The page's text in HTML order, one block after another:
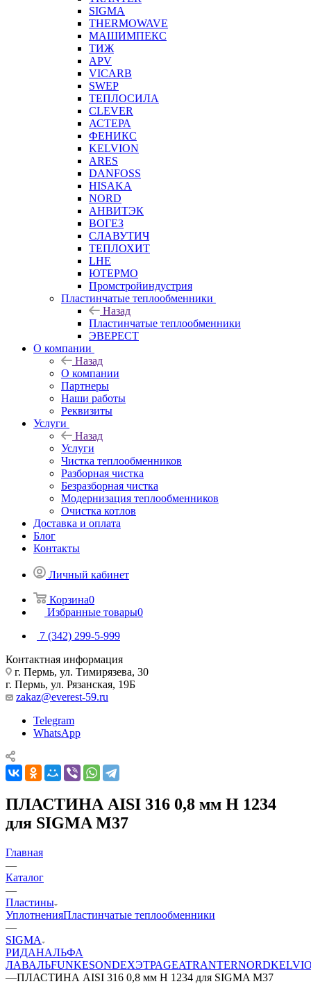
SIGMA
THERMOWAVE
МАШИМПЕКС
ТИЖ
APV
VICARB
SWEP
ТЕПЛОСИЛА
CLEVER
АСТЕРА
ФЕНИКС
KELVION
ARES
DANFOSS
HISAKA
NORD
АНВИТЭК
ВОГЕЗ
СЛАВУТИЧ
ТЕПЛОХИТ
LHE
ЮТЕРМО
Промстройиндустрия
Пластинчатые теплообменники
Назад
Пластинчатые теплообменники
ЭВЕРЕСТ
О компании
Назад
О компании
Партнеры
Наши работы
Реквизиты
Услуги
Назад
Услуги
Чистка теплообменников
Разборная чистка
Безразборная чистка
Модернизация теплообменников
Очистка котлов
Доставка и оплата
Блог
Контакты
Личный кабинет
Корзина0
Избранные товары0
7 (342) 299-5-999
Контактная информация
г. Пермь, ул. Тимирязева, 30
г. Пермь, ул. Рязанская, 19Б
zakaz@everest-59.ru
Telegram
WhatsApp
ПЛАСТИНА AISI 316 0,8 мм H 1234
для SIGMA M37
Главная
—
Каталог
—
Пластины
УплотненияПластинчатые теплообменники
—
SIGMA
РИДАНАЛЬФА
ЛАВАЛЬFUNKESONDEXЭТРАGEATRANTERNORD
—ПЛАСТИНА AISI 316 0,8 мм H 1234 для SIGMA M37